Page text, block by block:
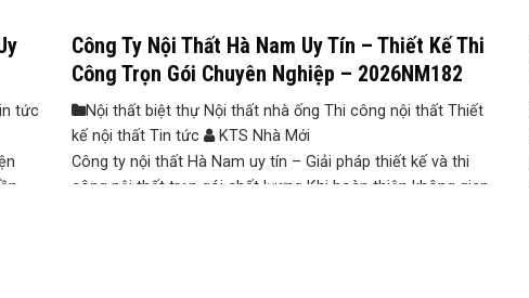
tức
Công Ty Nội Thất Hà Nam Uy Tín – Thiết Kế Thi
Công Trọn Gói Chuyên Nghiệp – 2026NM182
Nội thất biệt thự Nội thất nhà ống Thi công nội thất Thiết
kế nội thất Tin tức
KTS Nhà Mới
Công ty nội thất Hà Nam uy tín – Giải pháp thiết kế và thi
công nội thất trọn gói chất lượng Khi hoàn thiện không gian